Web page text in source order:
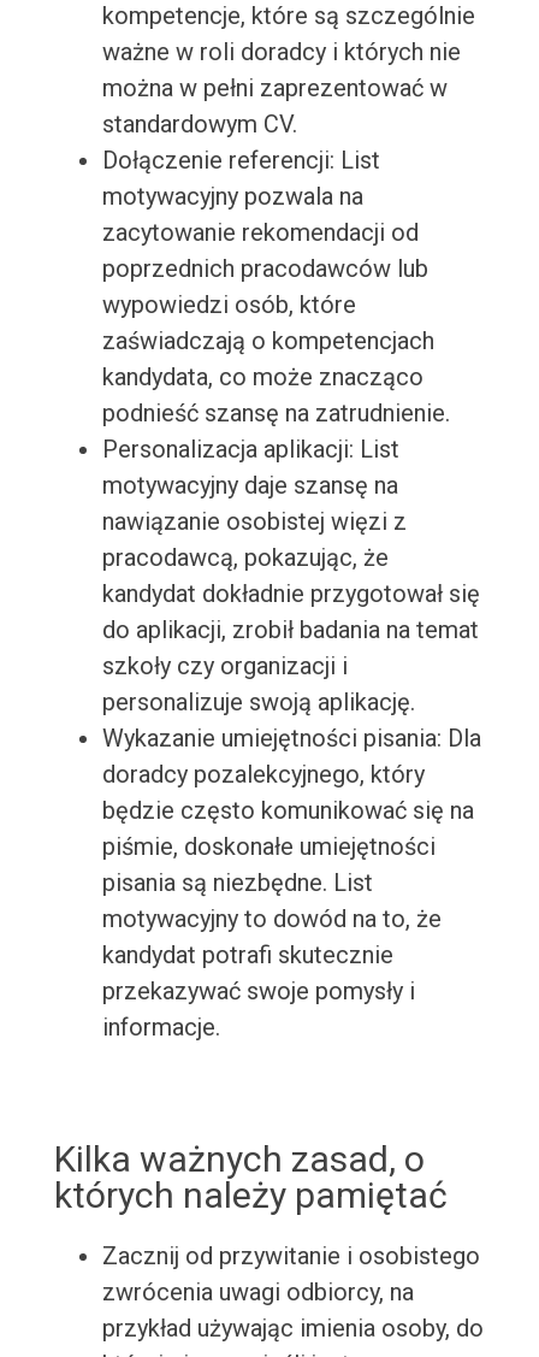
kompetencje, które są szczególnie
ważne w roli doradcy i których nie
można w pełni zaprezentować w
standardowym CV.
Dołączenie referencji: List
motywacyjny pozwala na
zacytowanie rekomendacji od
poprzednich pracodawców lub
wypowiedzi osób, które
zaświadczają o kompetencjach
kandydata, co może znacząco
podnieść szansę na zatrudnienie.
Personalizacja aplikacji: List
motywacyjny daje szansę na
nawiązanie osobistej więzi z
pracodawcą, pokazując, że
kandydat dokładnie przygotował się
do aplikacji, zrobił badania na temat
szkoły czy organizacji i
personalizuje swoją aplikację.
Wykazanie umiejętności pisania: Dla
doradcy pozalekcyjnego, który
będzie często komunikować się na
piśmie, doskonałe umiejętności
pisania są niezbędne. List
motywacyjny to dowód na to, że
kandydat potrafi skutecznie
przekazywać swoje pomysły i
informacje.
Kilka ważnych zasad, o
których należy pamiętać
Zacznij od przywitanie i osobistego
zwrócenia uwagi odbiorcy, na
przykład używając imienia osoby, do